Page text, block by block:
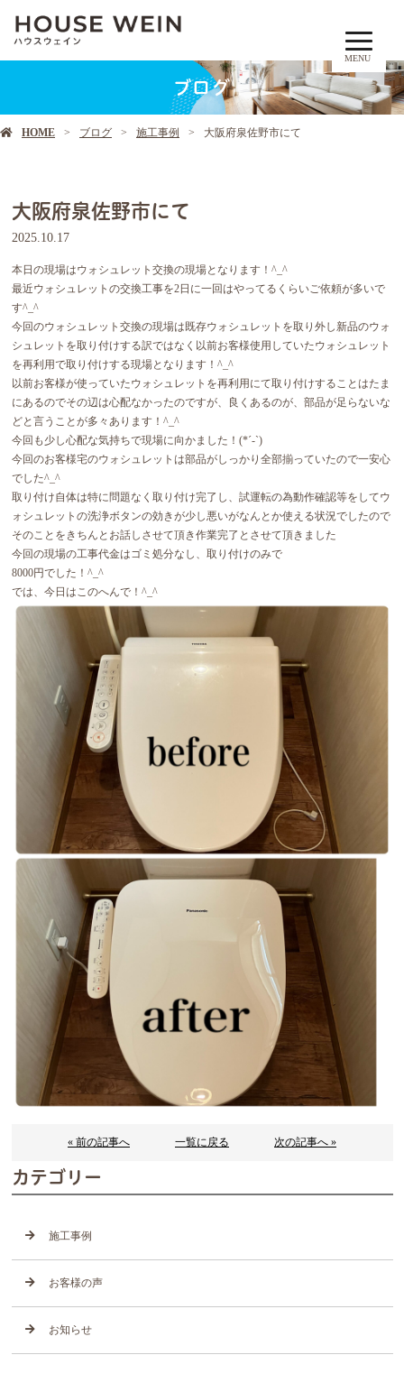
MENU
ブログ
HOME ブログ 施工事例 大阪府泉佐野市にて
大阪府泉佐野市にて
2025.10.17
本日の現場はウォシュレット交換の現場となります！^_^
最近ウォシュレットの交換工事を2日に一回はやってるくらいご依頼が多いで
す^_^
今回のウォシュレット交換の現場は既存ウォシュレットを取り外し新品のウォ
シュレットを取り付けする訳ではなく以前お客様使用していたウォシュレット
を再利用で取り付けする現場となります！^_^
以前お客様が使っていたウォシュレットを再利用にて取り付けすることはたま
にあるのでその辺は心配なかったのですが、良くあるのが、部品が足らないな
どと言うことが多々あります！^_^
今回も少し心配な気持ちで現場に向かました！(*´-`)
今回のお客様宅のウォシュレットは部品がしっかり全部揃っていたので一安心
でした^_^
取り付け自体は特に問題なく取り付け完了し、試運転の為動作確認等をしてウ
ォシュレットの洗浄ボタンの効きが少し悪いがなんとか使える状況でしたので
そのことをきちんとお話しさせて頂き作業完了とさせて頂きました
今回の現場の工事代金はゴミ処分なし、取り付けのみで
8000円でした！^_^
では、今日はこのへんで！^_^
« 前の記事へ 一覧に戻る 次の記事へ »
カテゴリー
施工事例
お客様の声
お知らせ